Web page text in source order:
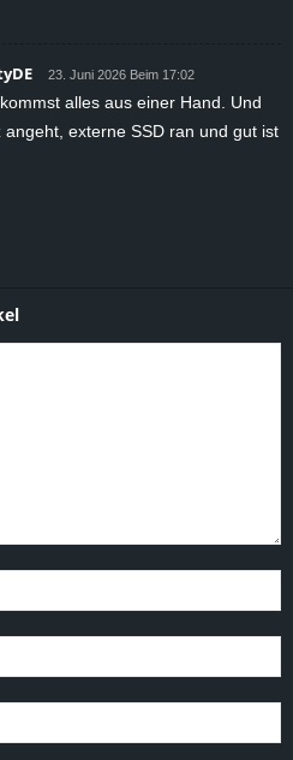
23. Juni 2026 Beim 17:02
alles aus einer Hand. Und
angeht, externe SSD ran und gut ist